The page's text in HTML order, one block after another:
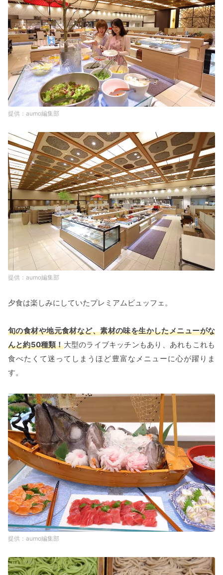
aumo編集部
aumo編集部
夕食は楽しみにしていたプレミアムビュッフェ。
旬の食材や地元食材など、素材の味を生かしたメニューがな
んと約50種類！大型のライブキッチンもあり、あれもこれも
食べたくて迷ってしまうほど豊富なメニューに心が躍りま
す。
aumo編集部